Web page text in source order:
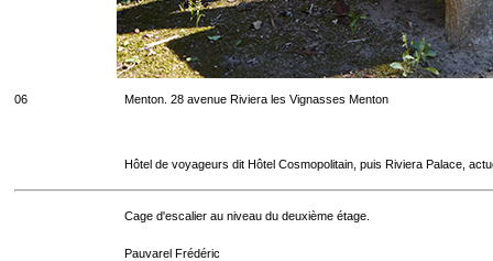
06 Menton. 28 avenue Riviera les Vignasses Menton
Hôtel de voyageurs dit Hôtel Cosmopolitain, puis Riviera Palace,
Cage d'escalier au niveau du deuxième étage.
Pauvarel Frédéric